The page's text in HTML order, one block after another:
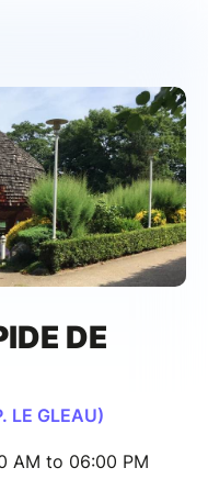
DE
LE GLEAU)
AM to 06:00 PM